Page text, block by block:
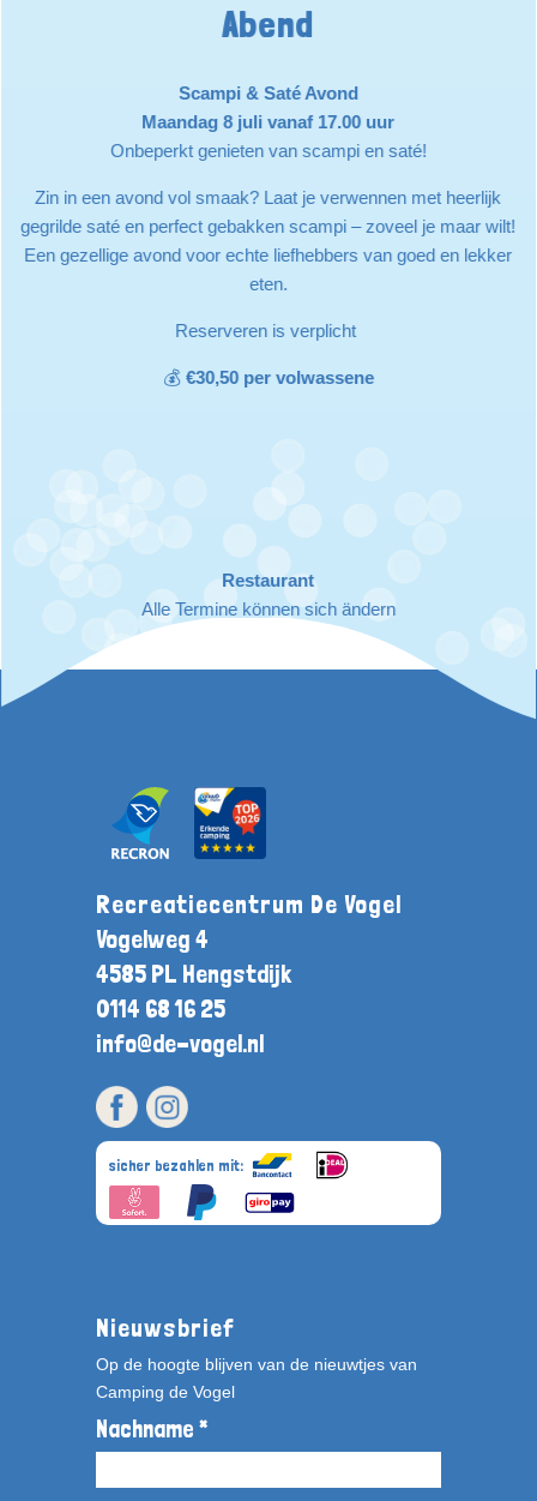
Abend
Scampi & Saté Avond
Maandag 8 juli vanaf 17.00 uur
Onbeperkt genieten van scampi en saté!
Zin in een avond vol smaak? Laat je verwennen met heerlijk
gegrilde saté en perfect gebakken scampi – zoveel je maar wilt!
Een gezellige avond voor echte liefhebbers van goed en lekker
eten.
Reserveren is verplicht
💰 €30,50 per volwassene
Restaurant
Alle Termine können sich ändern
Recreatiecentrum De Vogel
Vogelweg 4
4585 PL Hengstdijk
0114 68 16 25
info@de-vogel.nl
sicher bezahlen mit:
Nieuwsbrief
Op de hoogte blijven van de nieuwtjes van
Camping de Vogel
Nachname *